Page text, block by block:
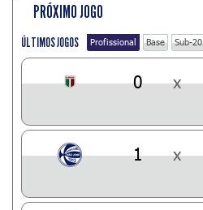
PRÓXIMO JOGO
ÚLTIMOS JOGOS Profissional Base Sub-20
0 x
1 x